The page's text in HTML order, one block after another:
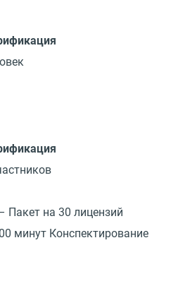
Пакет на 30 лицензий
минут Конспектирование